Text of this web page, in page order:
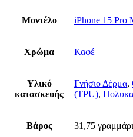
Μοντέλο iPhone 15 Pro
Χρώμα Καφέ
Υλικό
κατασκευής
Γνήσιο Δέρμα,
(TPU),
Βάρος 31,75